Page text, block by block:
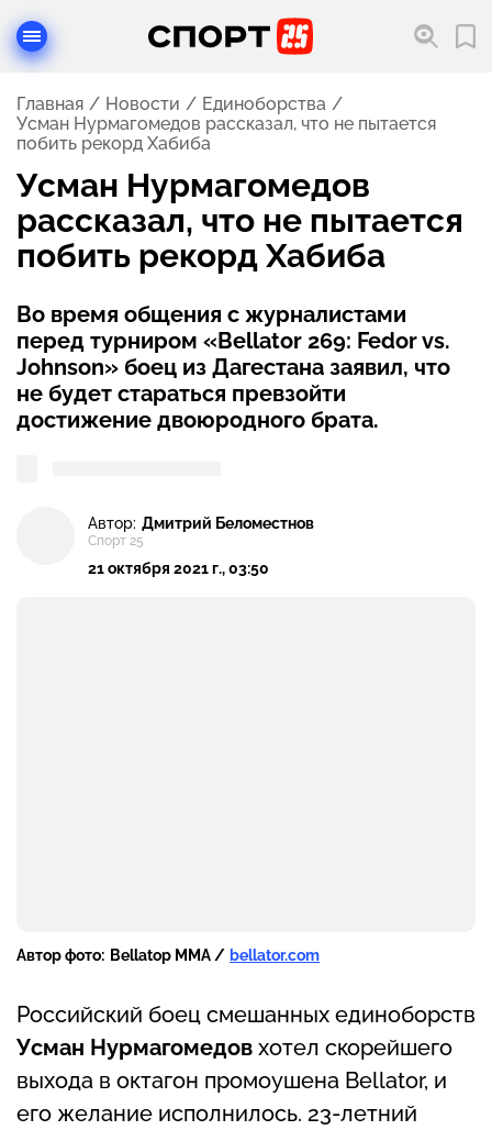
Главная Новости
Единоборства
Усман Нурмагомедов рассказал, что не пытается
побить рекорд Хабиба
Усман Нурмагомедов
рассказал, что не пытается
побить рекорд Хабиба
Во время общения с журналистами
перед турниром «Bellator 269: Fedor vs.
Johnson» боец из Дагестана заявил, что
не будет стараться превзойти
достижение двоюродного брата.
Автор: Дмитрий Беломестнов
Спорт 25
21 октября 2021 г., 03:50
Автор фото: Bellatop MMA / bellator.com
Российский боец смешанных единоборств
Усман Нурмагомедов хотел скорейшего
выхода в октагон промоушена Bellator, и
его желание исполнилось. 23-летний